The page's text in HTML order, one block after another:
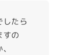
たら
すの